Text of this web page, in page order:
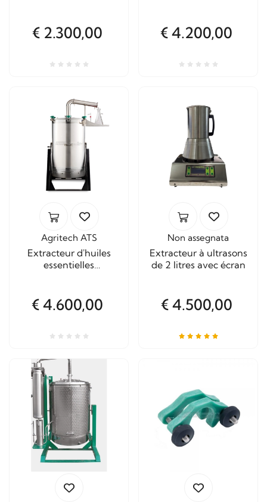
€ 2.300,00 € 4.200,00
Agritech ATS
Extracteur d'huiles
essentielles
€ 4.600,00
Non assegnata
Extracteur à ultrasons
de 2 litres avec écran
€ 4.500,00